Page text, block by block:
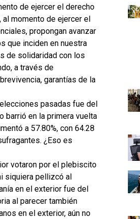
de ejercer el derecho
momento de ejercer el
propongan avanzar
que inciden en nuestra
de solidaridad con los
a través de
garantías de la
pasadas fue del
barrió en la primera vuelta
a 57.80%, con 64.28
¿Eso es
votaron por el plebiscito
siquiera pellizcó al
en el exterior fue del
al parecer también
en el exterior, aún no